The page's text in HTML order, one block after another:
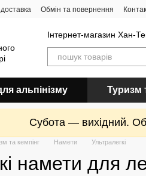
Обмін та повернення
Інтернет-магазин Хан-
альпінізму Туризм
Субота — вихідний.
та кемпінг Намети Ультралегкі
намети для